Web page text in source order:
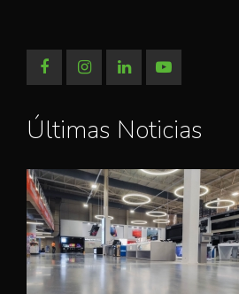
Últimas Noticias